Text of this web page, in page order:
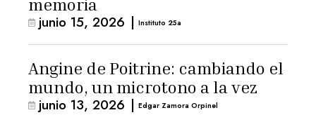
memoria
junio 15, 2026 | Instituto 25a
Angine de Poitrine: cambiando el
mundo, un microtono a la vez
junio 13, 2026 | Edgar Zamora Orpinel